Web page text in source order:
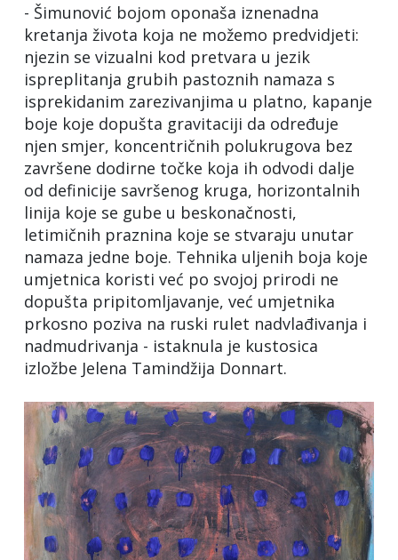
- Šimunović bojom oponaša iznenadna
kretanja života koja ne možemo predvidjeti:
njezin se vizualni kod pretvara u jezik
ispreplitanja grubih pastoznih namaza s
isprekidanim zarezivanjima u platno, kapanje
boje koje dopušta gravitaciji da određuje
njen smjer, koncentričnih polukrugova bez
završene dodirne točke koja ih odvodi dalje
od definicije savršenog kruga, horizontalnih
linija koje se gube u beskonačnosti,
letimičnih praznina koje se stvaraju unutar
namaza jedne boje. Tehnika uljenih boja koje
umjetnica koristi već po svojoj prirodi ne
dopušta pripitomljavanje, već umjetnika
prkosno poziva na ruski rulet nadvlađivanja i
nadmudrivanja - istaknula je kustosica
izložbe Jelena Tamindžija Donnart.